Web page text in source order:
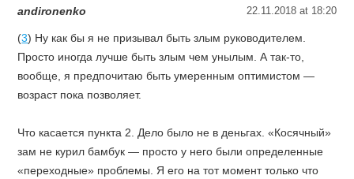
andironenko 22.11.2018 at 18:20
(3) Ну как бы я не призывал быть злым руководителем.
Просто иногда лучше быть злым чем унылым. А так-то,
вообще, я предпочитаю быть умеренным оптимистом —
возраст пока позволяет.
Что касается пункта 2. Дело было не в деньгах. «Косячный»
зам не курил бамбук — просто у него были определенные
«переходные» проблемы. Я его на тот момент только что